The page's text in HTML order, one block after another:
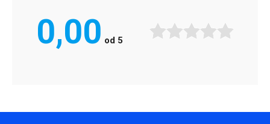
0,00 od 5